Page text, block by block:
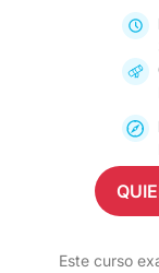
Este curso